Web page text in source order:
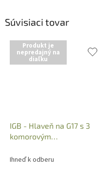
Súvisiaci tovar
Produkt je
nepredajný na
diaľku
IGB - Hlaveň na G17 s 3
komorovým
9x19mm, 132mm,
Ihneď k odberu